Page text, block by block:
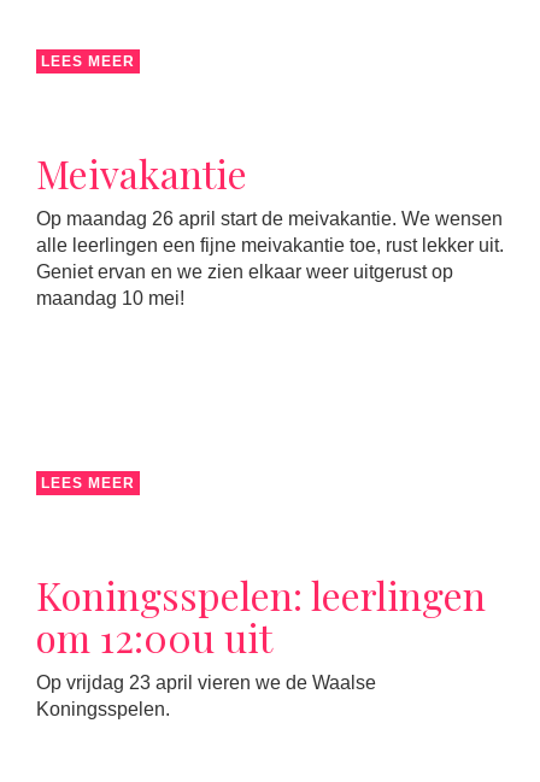
LEES MEER
Meivakantie
Op maandag 26 april start de meivakantie. We wensen
alle leerlingen een fijne meivakantie toe, rust lekker uit.
Geniet ervan en we zien elkaar weer uitgerust op
maandag 10 mei!
LEES MEER
Koningsspelen: leerlingen
om 12:00u uit
Op vrijdag 23 april vieren we de Waalse
Koningsspelen.